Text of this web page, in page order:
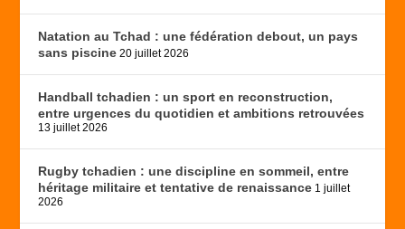
Natation au Tchad : une fédération debout, un pays
sans piscine 20 juillet 2026
Handball tchadien : un sport en reconstruction,
entre urgences du quotidien et ambitions retrouvées
13 juillet 2026
Rugby tchadien : une discipline en sommeil, entre
héritage militaire et tentative de renaissance 1 juillet
2026